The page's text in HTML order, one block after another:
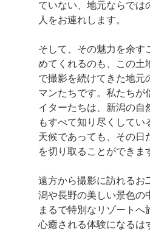
ていない、地元ならでは
人をお連れします。
そして、その魅力を余す
めてくれるのも、この土
で撮影を続けてきた地元
マンたちです。私たちが
イターたちは、新潟の自
もすべて知り尽くしてい
天候であっても、その日
を切り取ることができま
遠方から撮影に訪れるお
潟や長野の美しい景色の
まるで特別なリゾートへ
心癒される体験になるは